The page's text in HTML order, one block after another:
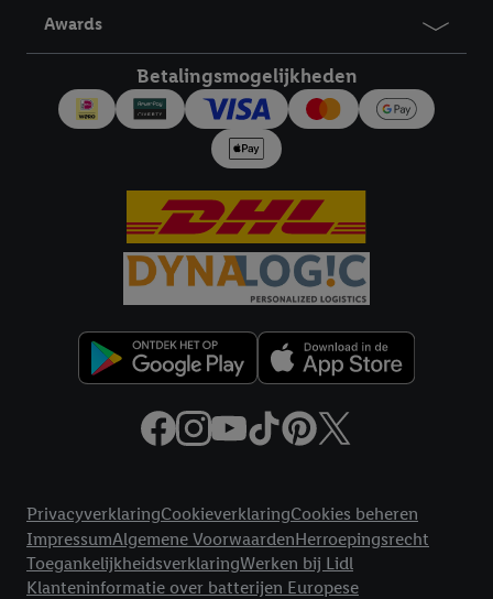
Awards
Betalingsmogelijkheden
PrivacyverklaringCookieverklaringCookies beheren
ImpressumAlgemene VoorwaardenHerroepingsrecht
ToegankelijkheidsverklaringWerken bij Lidl
Klanteninformatie over batterijen Europese